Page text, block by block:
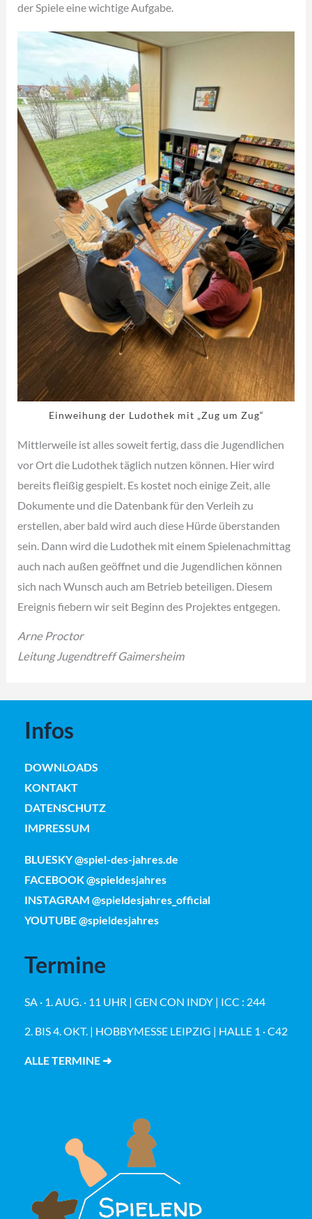
der Spiele eine wichtige Aufgabe.
Einweihung der Ludothek mit „Zug um Zug“
Mittlerweile ist alles soweit fertig, dass die Jugendlichen
vor Ort die Ludothek täglich nutzen können. Hier wird
bereits fleißig gespielt. Es kostet noch einige Zeit, alle
Dokumente und die Datenbank für den Verleih zu
erstellen, aber bald wird auch diese Hürde überstanden
sein. Dann wird die Ludothek mit einem Spielenachmittag
auch nach außen geöffnet und die Jugendlichen können
sich nach Wunsch auch am Betrieb beteiligen. Diesem
Ereignis fiebern wir seit Beginn des Projektes entgegen.
Arne Proctor
Leitung Jugendtreff Gaimersheim
Infos
DOWNLOADS
KONTAKT
DATENSCHUTZ
IMPRESSUM
BLUESKY @spiel-des-jahres.de
FACEBOOK @spieldesjahres
INSTAGRAM @spieldesjahres_official
YOUTUBE @spieldesjahres
Termine
SA · 1. AUG. · 11 UHR | GEN CON INDY | ICC : 244
2. BIS 4. OKT. | HOBBYMESSE LEIPZIG | HALLE 1 · C42
ALLE TERMINE ➜